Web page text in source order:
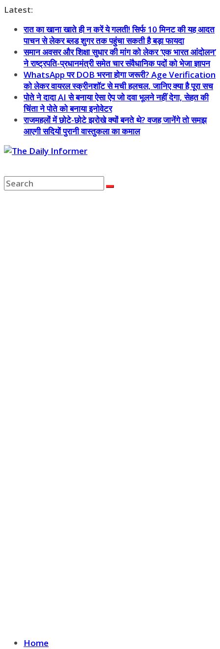
Skip
content
Latest:
रात का खाना खाते ही न करें ये गलती! सिर्फ 10 मिनट की यह आदत
पाचन से लेकर ब्लड शुगर तक पहुंचा सकती है बड़ा फायदा
समान अवसर और शिक्षा सुधार की मांग को लेकर ‘एक भारत आंदोलन’
ने राष्ट्रपति-प्रधानमंत्री समेत चार संवैधानिक पदों को भेजा ज्ञापन
WhatsApp पर DOB भरना होगा जरूरी? Age Verification
को लेकर वायरल स्क्रीनशॉट से मची हलचल, जानिए क्या है पूरा सच
पोते ने दादा AI से बनाया ऐसा ऐप जो दवा भूलने नहीं देगा, सेहत की
चिंता ने पोते को बनाया इनोवेटर
राजमहलों में छोटे-छोटे झरोखे क्यों बनते थे? वजह जानेंगे तो समझ
आएगी सदियों पुरानी वास्तुकला का कमाल
Home